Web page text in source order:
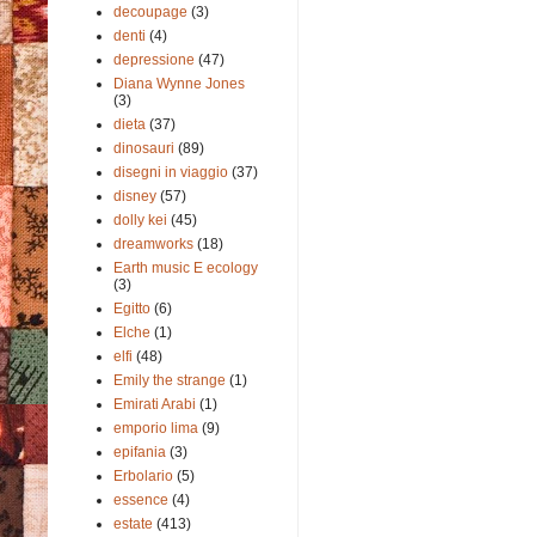
decoupage (3)
denti (4)
depressione (47)
Diana Wynne Jones
(3)
dieta (37)
dinosauri (89)
disegni in viaggio (37)
disney (57)
dolly kei (45)
dreamworks (18)
Earth music E ecology
(3)
Egitto (6)
Elche (1)
elfi (48)
Emily the strange (1)
Emirati Arabi (1)
emporio lima (9)
epifania (3)
Erbolario (5)
essence (4)
estate (413)